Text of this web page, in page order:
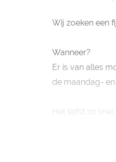
Wij zoeken een
Wanneer?
Er is van alles
de maandag-
Het liefst zo